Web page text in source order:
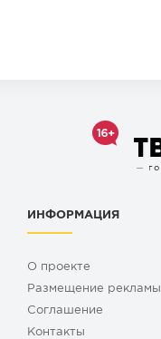
ИНФОРМАЦИЯ
О проекте
Размещение рекламы
Cоглашение
Контакты